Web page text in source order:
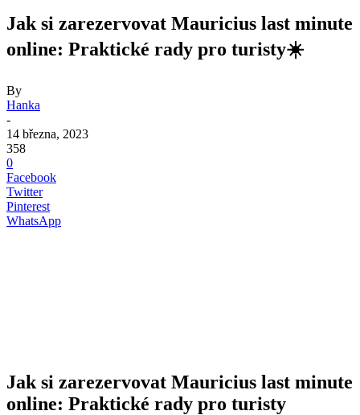
Jak si zarezervovat Mauricius last minute
online: Praktické rady pro turisty☀️
By
Hanka
-
14 března, 2023
358
0
Facebook
Twitter
Pinterest
WhatsApp
Jak si zarezervovat Mauricius last minute
online: Praktické rady pro turisty